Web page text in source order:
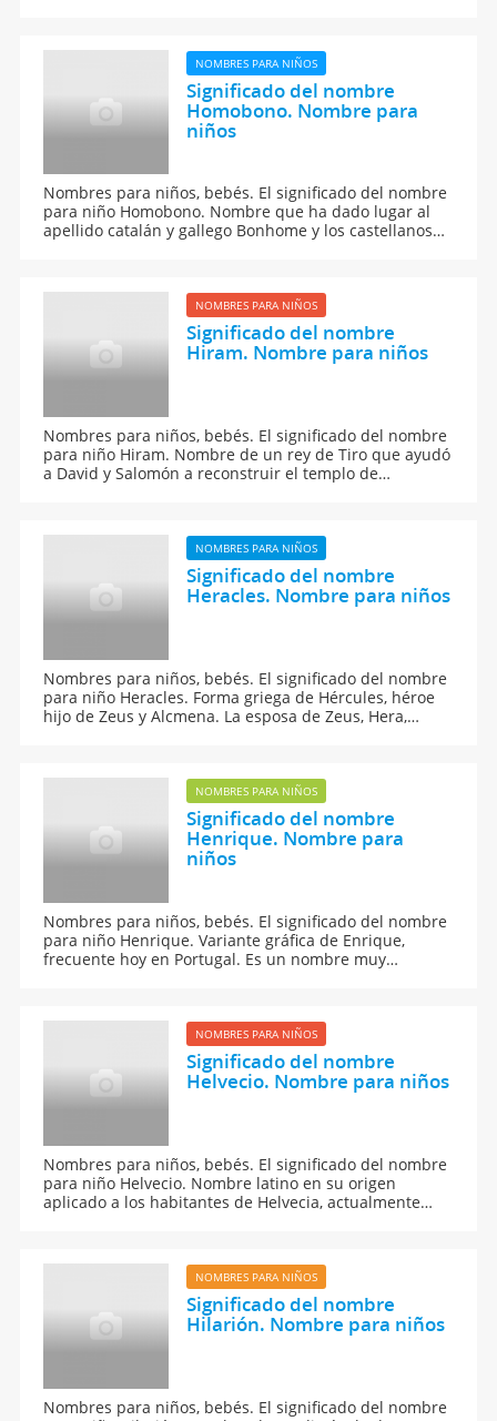
NOMBRES PARA NIÑOS
Significado del nombre
Homobono. Nombre para
niños
Nombres para niños, bebés. El significado del nombre
para niño Homobono. Nombre que ha dado lugar al
apellido catalán y gallego Bonhome y los castellanos
NOMBRES PARA NIÑOS
Significado del nombre
Hiram. Nombre para niños
Nombres para niños, bebés. El significado del nombre
para niño Hiram. Nombre de un rey de Tiro que ayudó
a David y Salomón a reconstruir el templo de
NOMBRES PARA NIÑOS
Significado del nombre
Heracles. Nombre para niños
Nombres para niños, bebés. El significado del nombre
para niño Heracles. Forma griega de Hércules, héroe
hijo de Zeus y Alcmena. La esposa de Zeus, Hera,
NOMBRES PARA NIÑOS
Significado del nombre
Henrique. Nombre para
niños
Nombres para niños, bebés. El significado del nombre
para niño Henrique. Variante gráfica de Enrique,
frecuente hoy en Portugal. Es un nombre muy
por sus numerosos matrimonios, por decapitar a dos
de sus mujeres, y por desafiar a la Iglesia Católica.
NOMBRES PARA NIÑOS
Significado del nombre
Helvecio. Nombre para niños
Nombres para niños, bebés. El significado del nombre
para niño Helvecio. Nombre latino en su origen
aplicado a los habitantes de Helvecia, actualmente
NOMBRES PARA NIÑOS
Significado del nombre
Hilarión. Nombre para niños
Nombres para niños, bebés. El significado del nombre